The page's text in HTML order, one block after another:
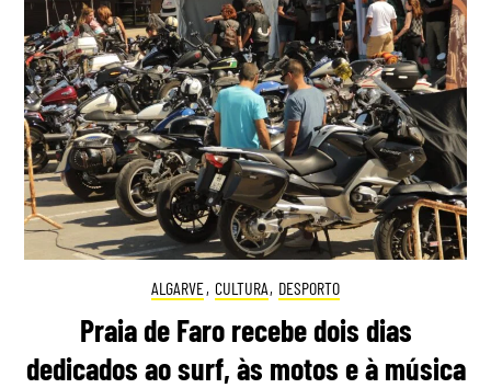
ALGARVE, CULTURA, DESPORTO
Praia de Faro recebe dois dias
dedicados ao surf, às motos e à música